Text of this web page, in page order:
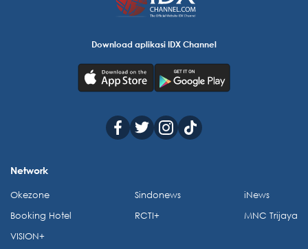
Download aplikasi IDX Channel
Network
Okezone
Booking Hotel
VISION+
Sindonews
RCTI+
iNews
MNC Trijaya